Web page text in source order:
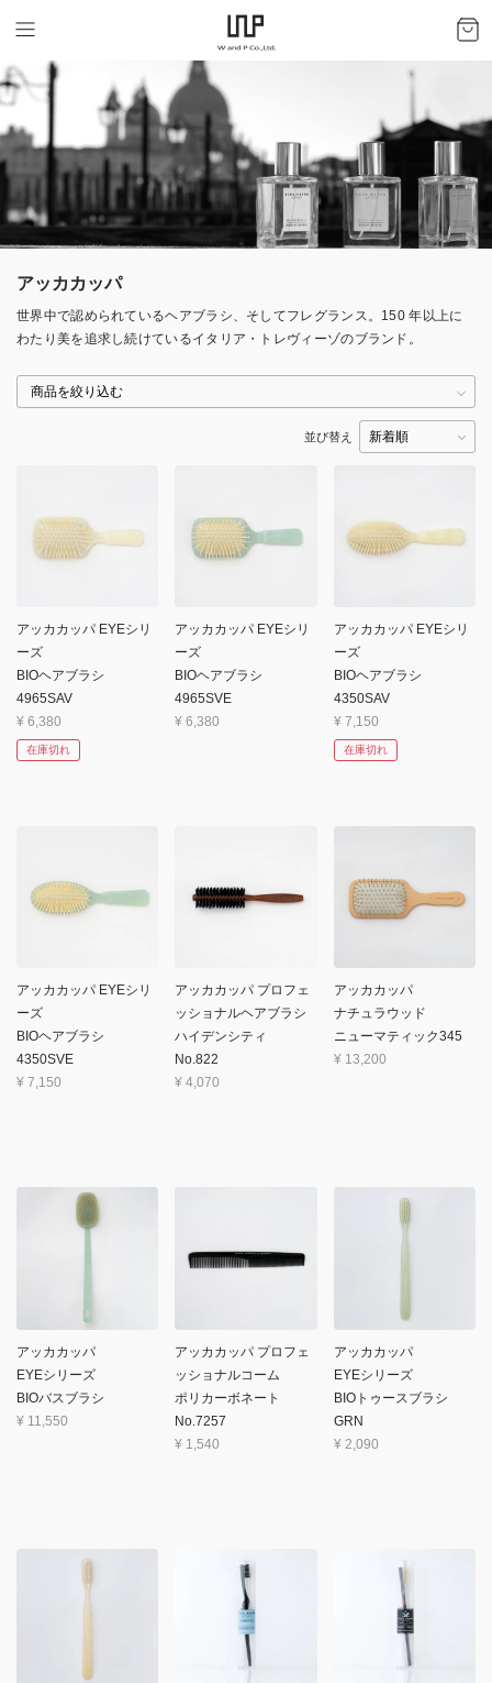
アッカカッパ
世界中で認められているヘアブラシ、そしてフレグランス。150 年以上に
わたり美を追求し続けているイタリア・トレヴィーゾのブランド。
並び替え
アッカカッパ EYEシリ
ーズ
BIOヘアブラシ
4965SAV
¥ 6,380
在庫切れ
アッカカッパ EYEシリ
ーズ
BIOヘアブラシ
4965SVE
¥ 6,380
アッカカッパ EYEシリ
ーズ
BIOヘアブラシ
4350SAV
¥ 7,150
在庫切れ
アッカカッパ EYEシリ
ーズ
BIOヘアブラシ
4350SVE
¥ 7,150
アッカカッパ プロフェ
ッショナルヘアブラシ
ハイデンシティ
No.822
¥ 4,070
アッカカッパ
ナチュラウッド
ニューマティック345
¥ 13,200
アッカカッパ
EYEシリーズ
BIOバスブラシ
¥ 11,550
アッカカッパ プロフェ
ッショナルコーム
ポリカーボネート
No.7257
¥ 1,540
アッカカッパ
EYEシリーズ
BIOトゥースブラシ
GRN
¥ 2,090